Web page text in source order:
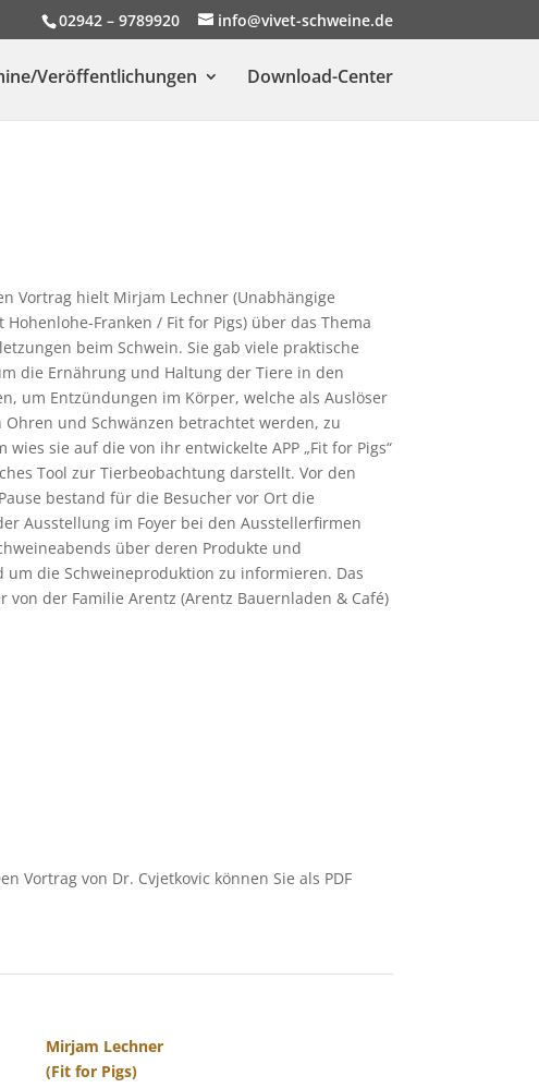
02942 – 9789920 info@vivet-schweine.de
Veröffentlichungen Download-Center
Vortrag hielt Mirjam Lechner (Unabhängige
Hohenlohe-Franken / Fit for Pigs) über das Thema
beim Schwein. Sie gab viele praktische
die Ernährung und Haltung der Tiere in den
um Entzündungen im Körper, welche als Auslöser
und Schwänzen betrachtet werden, zu
sie auf die von ihr entwickelte APP „Fit for Pigs“
Tool zur Tierbeobachtung darstellt. Vor den
bestand für die Besucher vor Ort die
Ausstellung im Foyer bei den Ausstellerfirmen
über deren Produkte und
um die Schweineproduktion zu informieren. Das
von der Familie Arentz (Arentz Bauernladen & Café)
Vortrag von Dr. Cvjetkovic können Sie als PDF
Mirjam Lechner
(Fit for Pigs)